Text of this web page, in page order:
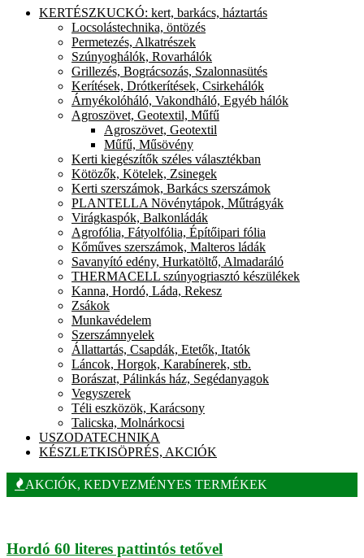
KERTÉSZKUCKÓ: kert, barkács, háztartás
Locsolástechnika, öntözés
Permetezés, Alkatrészek
Szúnyoghálók, Rovarhálók
Grillezés, Bográcsozás, Szalonnasütés
Kerítések, Drótkerítések, Csirkehálók
Árnyékolóháló, Vakondháló, Egyéb hálók
Agroszövet, Geotextil, Műfű
Agroszövet, Geotextil
Műfű, Műsövény
Kerti kiegészítők széles választékban
Kötözők, Kötelek, Zsinegek
Kerti szerszámok, Barkács szerszámok
PLANTELLA Növénytápok, Műtrágyák
Virágkaspók, Balkonládák
Agrofólia, Fátyolfólia, Építőipari fólia
Kőműves szerszámok, Malteros ládák
Savanyító edény, Hurkatöltő, Almadaráló
THERMACELL szúnyogriasztó készülékek
Kanna, Hordó, Láda, Rekesz
Zsákok
Munkavédelem
Szerszámnyelek
Állattartás, Csapdák, Etetők, Itatók
Láncok, Horgok, Karabínerek, stb.
Borászat, Pálinkás ház, Segédanyagok
Vegyszerek
Téli eszközök, Karácsony
Talicska, Molnárkocsi
USZODATECHNIKA
KÉSZLETKISÖPRÉS, AKCIÓK
AKCIÓK, KEDVEZMÉNYES TERMÉKEK
Hordó 60 literes pattintós tetővel